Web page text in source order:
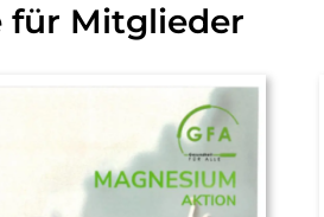
für Mitglieder